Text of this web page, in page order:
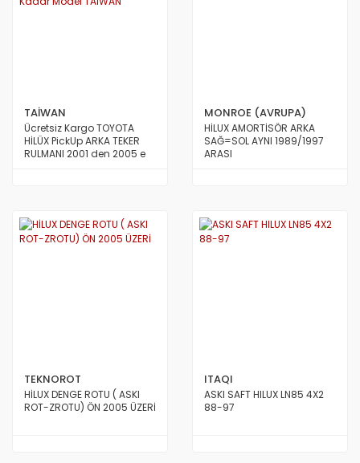
TAİWAN
Ücretsiz Kargo TOYOTA
HİLÜX PickUp ARKA TEKER
RULMANI 2001 den 2005 e
MONROE (AVRUPA)
HİLUX AMORTİSÖR ARKA
SAĞ=SOL AYNI 1989/1997
ARASI
TEKNOROT
HİLUX DENGE ROTU ( ASKI
ROT-ZROTU) ÖN 2005 ÜZERİ
ITAQI
ASKI SAFT HILUX LN85 4X2
88-97